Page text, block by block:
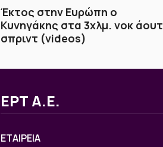
Έκτος στην Ευρώπη ο
Κυνηγάκης στα 3χλμ. νοκ άουτ
σπριντ (videos)
ΕΡΤ Α.Ε.
ΕΤΑΙΡΕΙΑ